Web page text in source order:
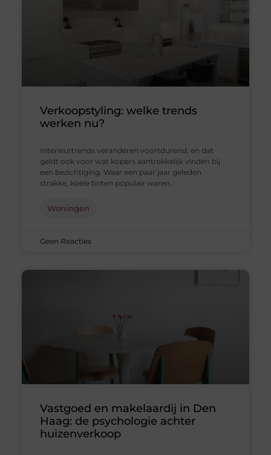
Verkoopstyling: welke trends
werken nu?
Interieurtrends veranderen voortdurend, en dat
geldt ook voor wat kopers aantrekkelijk vinden bij
een bezichtiging. Waar een paar jaar geleden
strakke, koele tinten populair waren,
Woningen
Geen Reacties
Vastgoed en makelaardij in Den
Haag: de psychologie achter
huizenverkoop